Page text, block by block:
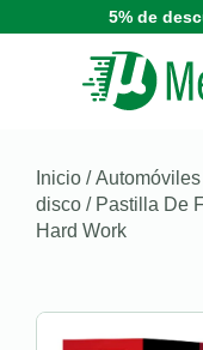
5% de
Inicio /Automóviles
disco / Pastilla De
Hard Work